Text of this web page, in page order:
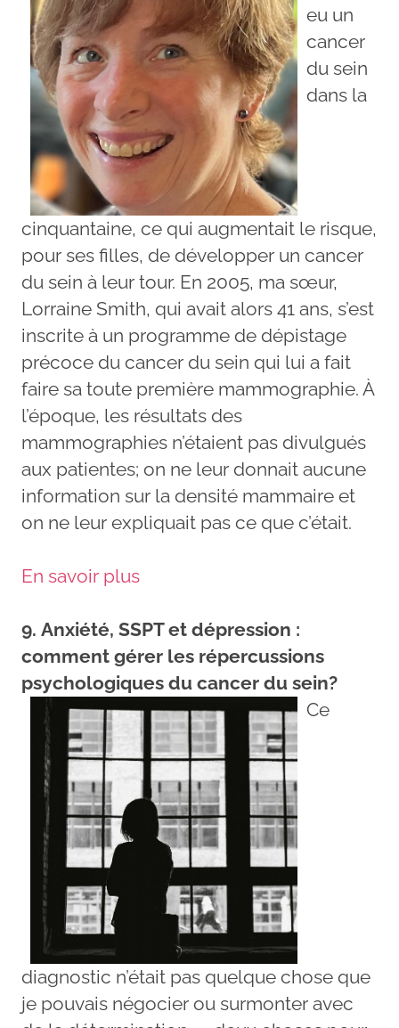
eu un
cancer
du sein
dans la
cinquantaine, ce qui augmentait le risque,
pour ses filles, de développer un cancer
du sein à leur tour. En 2005, ma sœur,
Lorraine Smith, qui avait alors 41 ans, s’est
inscrite à un programme de dépistage
précoce du cancer du sein qui lui a fait
faire sa toute première mammographie. À
l’époque, les résultats des
mammographies n’étaient pas divulgués
aux patientes; on ne leur donnait aucune
information sur la densité mammaire et
on ne leur expliquait pas ce que c’était.
En savoir plus
9. Anxiété, SSPT et dépression :
comment gérer les répercussions
psychologiques du cancer du sein?
Ce
diagnostic n’était pas quelque chose que
je pouvais négocier ou surmonter avec